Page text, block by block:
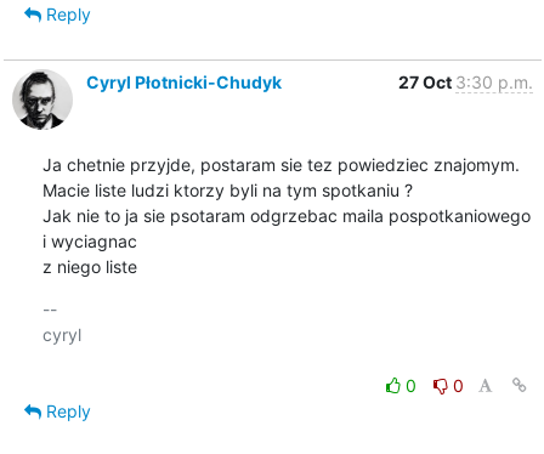
Reply
Cyryl Płotnicki-Chudyk 27 Oct 3:30 p.m.
Ja chetnie przyjde, postaram sie tez powiedziec znajomym.
Macie liste ludzi ktorzy byli na tym spotkaniu ?
Jak nie to ja sie psotaram odgrzebac maila pospotkaniowego
i wyciagnac
z niego liste
--
cyryl
0
0
Reply